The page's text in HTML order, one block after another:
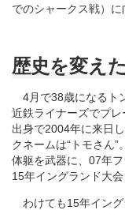
でのシャークス戦）に
歴史を変え
4月で38歳になるト
近鉄ライナーズでプ
出身で2004年に来日
クネームは“トモさん
体躯を武器に、07年
15年イングランド大
わけても15年イング